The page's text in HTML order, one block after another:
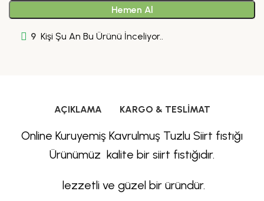
Hemen Al
9 Kişi Şu An Bu Ürünü İnceliyor..
AÇIKLAMA KARGO & TESLIMAT
Online Kuruyemiş Kavrulmuş Tuzlu Siirt fıstığı
Ürünümüz kalite bir siirt fıstığıdır.
lezzetli ve güzel bir üründür.